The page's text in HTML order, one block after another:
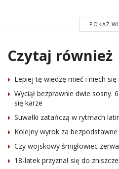
POKAŻ
Czytaj również
Lepiej tę wiedzę mieć i niech
Wyciął bezprawnie dwie sosny.
się karze
Suwałki zatańczą w rytmach
Kolejny wyrok za bezpodstawne
Czy wojskowy śmigłowiec
18-latek przyznał się do